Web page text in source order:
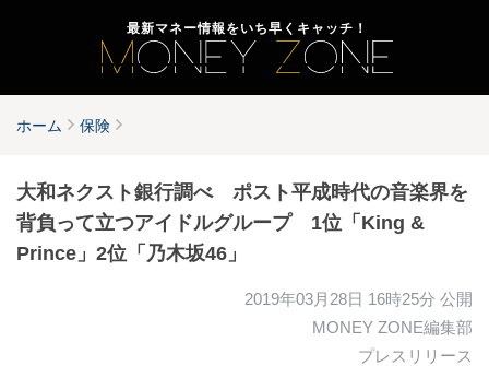
最新マネー情報をいち早くキャッチ！
ホーム 保険
大和ネクスト銀行調べ ポスト平成時代の音楽界を
背負って立つアイドルグループ 1位「King &
Prince」2位「乃木坂46」
2019年03月28日 16時25分 公開
MONEY ZONE編集部
プレスリリース